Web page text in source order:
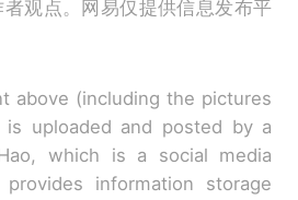
观点。网易仅提供信息发布平
above (including the pictures
uploaded and posted by a
which is a social media
information storage